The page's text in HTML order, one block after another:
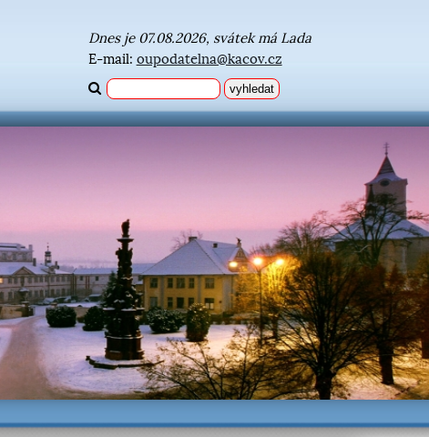
Dnes je 07.08.2026, svátek má Lada
E-mail: oupodatelna@kacov.cz